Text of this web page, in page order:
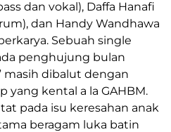
dan vokal), Daffa Hanafi
dan Handy Wandhawa
Sebuah single
penghujung bulan
masih dibalut dengan
yang kental a la GAHBM.
pada isu keresahan anak
beragam luka batin